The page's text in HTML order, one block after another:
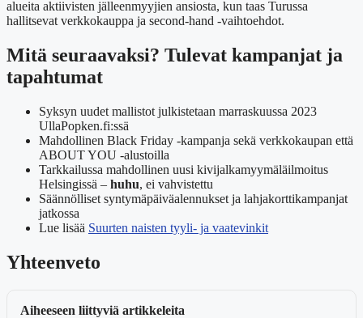
alueita aktiivisten jälleenmyyjien ansiosta, kun taas Turussa
hallitsevat verkkokauppa ja second-hand -vaihtoehdot.
Mitä seuraavaksi? Tulevat kampanjat ja
tapahtumat
Syksyn uudet mallistot julkistetaan marraskuussa 2023
UllaPopken.fi:ssä
Mahdollinen Black Friday -kampanja sekä verkkokaupan että
ABOUT YOU -alustoilla
Tarkkailussa mahdollinen uusi kivijalkamyymäläilmoitus
Helsingissä – huhu, ei vahvistettu
Säännölliset syntymäpäiväalennukset ja lahjakorttikampanjat
jatkossa
Lue lisää Suurten naisten tyyli- ja vaatevinkit
Yhteenveto
Aiheeseen liittyviä artikkeleita